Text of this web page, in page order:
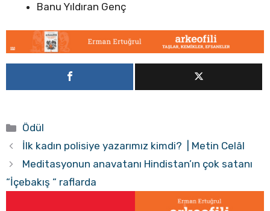
Banu Yıldıran Genç
Kategoriler
Ödül
İlk kadın polisiye yazarımız kimdi? | Metin Celâl
Meditasyonun anavatanı Hindistan’ın çok satanı
“İçebakış “ raflarda